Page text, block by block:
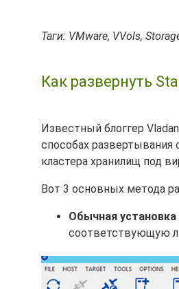
Таги: VMware, VVols,
Как развернуть
Известный блоггер
способах развертывания
кластера хранилищ под
Вот 3 основных метода
Обычная
соответствующую